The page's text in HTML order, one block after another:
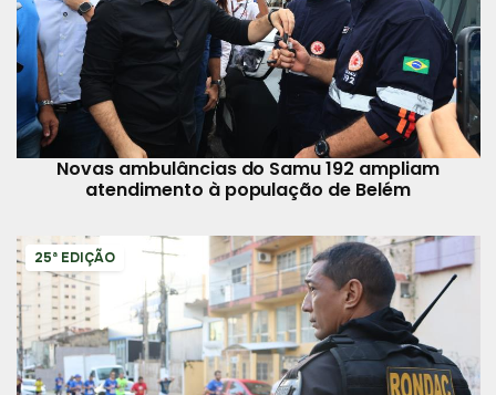
Novas ambulâncias do Samu 192 ampliam
atendimento à população de Belém
25ª EDIÇÃO